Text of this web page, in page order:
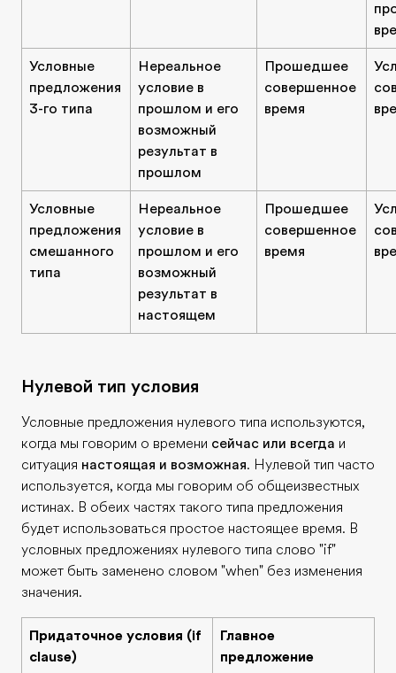
Условные
предложения
3-го типа
Нереальное
условие в
прошлом и его
возможный
результат в
прошлом
Прошедшее
совершенное
время
Условные
предложения
смешанного
типа
Нереальное
условие в
прошлом и его
возможный
результат в
настоящем
Прошедшее
совершенное
время
Нулевой тип условия
Условные предложения нулевого типа используются,
когда мы говорим о времени сейчас или всегда и
ситуация настоящая и возможная. Нулевой тип часто
используется, когда мы говорим об общеизвестных
истинах. В обеих частях такого типа предложения
будет использоваться простое настоящее время. В
условных предложениях нулевого типа слово "if"
может быть заменено словом "when" без изменения
значения.
Придаточное условия (if
clause)
Главное
предложение